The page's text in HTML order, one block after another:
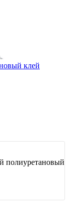
клей
полиуретановый